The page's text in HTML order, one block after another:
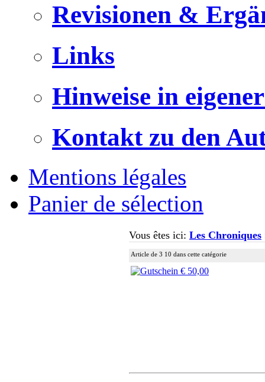
Revisionen &
Links
Hinweise in
Kontakt zu den
Mentions légales
Panier de sélection
Vous êtes ici: Les Chroniques
Article de 3 10 dans cette catégorie